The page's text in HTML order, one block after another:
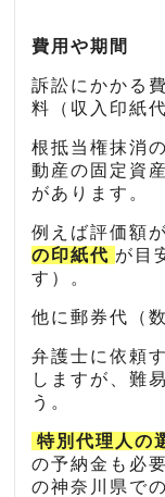
費用や期間
訴訟にかかる
料（収入印紙
根抵当権抹消
動産の固定資
があります。
例えば評価額
の印紙代 が目
す）。
他に郵券代（
弁護士に依頼
しますが、難
う。
特別代理人の
の予納金も必
の神奈川県で